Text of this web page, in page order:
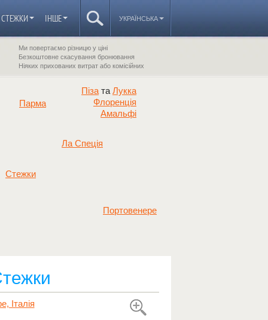
УКРАЇНСЬКА
СТЕЖКИ ІНШЕ
Ми повертаємо різницю у ціні
Безкоштовне скасування бронювання
Ніяких прихованих витрат або комісійних
Портовенере
Ла Спеція
Стежки
Парма
Піза та Лукка
Флоренція
Амальфі